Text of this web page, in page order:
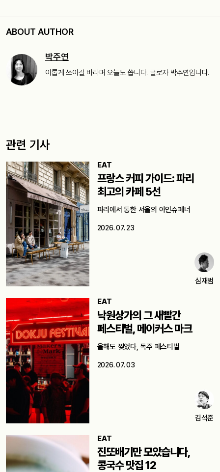
ABOUT AUTHOR
박주연
이롭게 쓰이길 바라며 오늘도 씁니다. 글로자 박주연입니다.
관련 기사
EAT
프랑스 커피 가이드: 파리
최고의 카페 5선
파리에서 통한 서울의 아인슈페너
2026. 07. 23
심재범
EAT
낙원상가의 그 새빨간
페스티벌, 메이커스 마크
올해도 찢었다, 독주 페스티벌
2026. 07. 03
김석준
EAT
진또배기만 모았습니다,
콩국수 맛집 12